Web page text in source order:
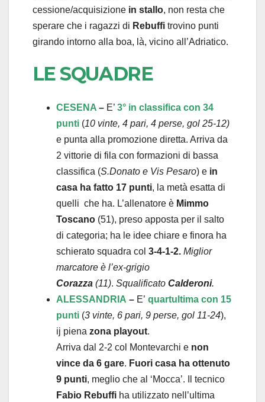
cessione/acquisizione in stallo, non resta che
sperare che i ragazzi di Rebuffi trovino punti
girando intorno alla boa, là, vicino all’Adriatico.
LE SQUADRE
CESENA – E’ 3° in classifica con 34
punti (10 vinte, 4 pari, 4 perse, gol 25-12)
e punta alla promozione diretta. Arriva da
2 vittorie di fila con formazioni di bassa
classifica (S.Donato e Vis Pesaro) e in
casa ha fatto 17 punti, la metà esatta di
quelli che ha. L’allenatore è Mimmo
Toscano (51), preso apposta per il salto
di categoria; ha le idee chiare e finora ha
schierato squadra col 3-4-1-2. Miglior
marcatore è l’ex-grigio
Corazza (11). Squalificato Calderoni.
ALESSANDRIA – E’ quartultima con 15
punti (3 vinte, 6 pari, 9 perse, gol 11-24),
ij piena zona playout.
Arriva dal 2-2 col Montevarchi e non
vince da 6 gare. Fuori casa ha ottenuto
9 punti, meglio che al ‘Mocca’. Il tecnico
Fabio Rebuffi ha utilizzato nell’ultima